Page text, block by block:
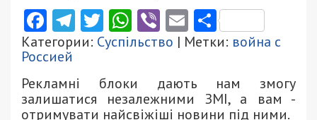
Facebook
Telegram
Twitter
WhatsApp
ViberEmail
Категории: Суспільство | Метки: война с
Россией
Рекламні блоки дають нам змогу
залишатися незалежними ЗМІ, а вам -
отримувати найсвіжіші новини під ними.